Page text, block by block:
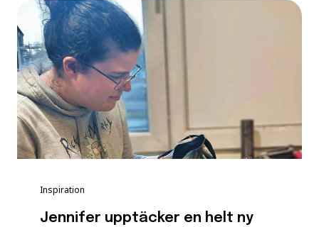
Inspiration
Jennifer upptäcker en helt ny